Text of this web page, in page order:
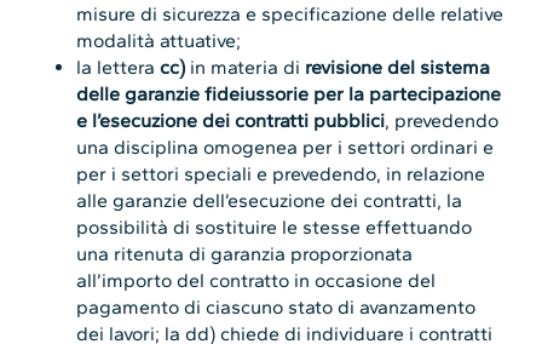
misure di sicurezza e specificazione delle relative
modalità attuative;
la letteracc)in materia di revisione del sistema
delle garanzie fideiussorie per la partecipazione
e l’esecuzione dei contratti pubblici, prevedendo
una disciplina omogenea per i settori ordinari e
per i settori speciali e prevedendo, in relazione
alle garanzie dell’esecuzione dei contratti, la
possibilità di sostituire le stesse effettuando
una ritenuta di garanzia proporzionata
all’importo del contratto in occasione del
pagamento di ciascuno stato di avanzamento
dei lavori; la dd) chiede di individuare i contratti